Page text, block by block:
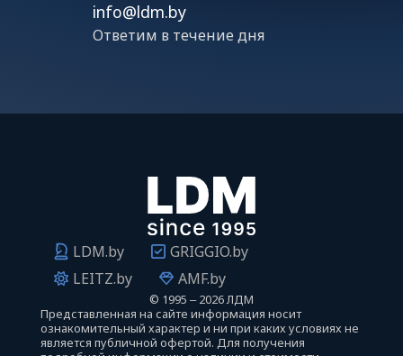
info@ldm.by
Ответим в течение дня
LDM.by
GRIGGIO.by
LEITZ.by
AMF.by
© 1995 ‒ 2026 ЛДМ
Представленная на сайте информация носит
ознакомительный характер и ни при каких условиях не
является публичной офертой. Для получения